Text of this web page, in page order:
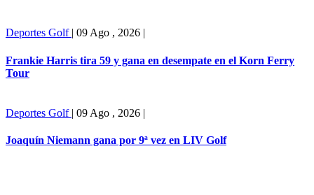
Deportes Golf | 09 Ago , 2026 |
Frankie Harris tira 59 y gana en desempate en el Korn Ferry
Tour
Deportes Golf | 09 Ago , 2026 |
Joaquín Niemann gana por 9ª vez en LIV Golf